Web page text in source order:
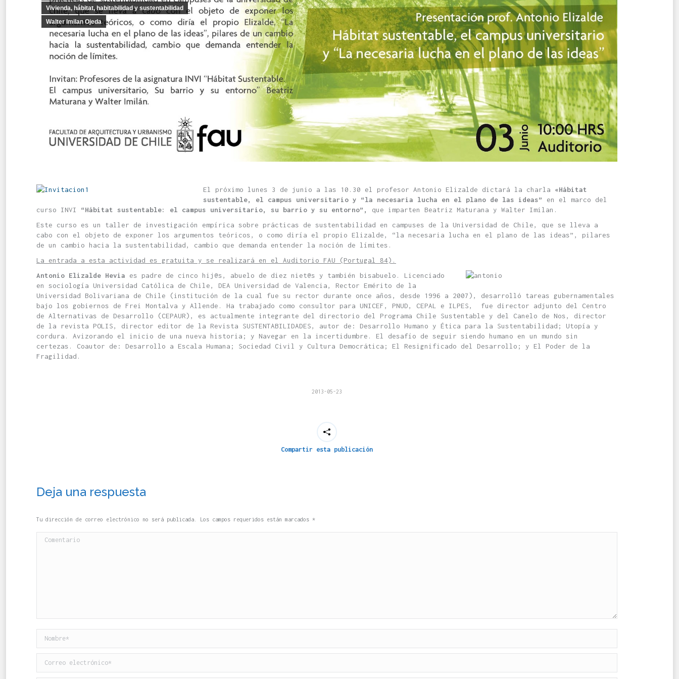
Vivienda, hábitat, habitabilidad y sustentabilidad
Walter Imilan Ojeda
El próximo lunes 3 de junio a las 10.30 el profesor Antonio Elizalde dictará la charla «Hábitat
sustentable, el campus universitario y “la necesaria lucha en el plano de las ideas” en el marco del
curso INVI “Hábitat sustentable: el campus universitario, su barrio y su entorno”, que imparten Beatriz Maturana y Walter Imilan.
Este curso es un taller de investigación empírica sobre prácticas de sustentabilidad en campuses de la Universidad de Chile, que se lleva a
cabo con el objeto de exponer los argumentos teóricos, o como diría el propio Elizalde, “la necesaria lucha en el plano de las ideas”, pilares
de un cambio hacia la sustentabilidad, cambio que demanda entender la noción de límites.
La entrada a esta actividad es gratuita y se realizará en el Auditorio FAU (Portugal 84).
Antonio Elizalde Hevia es padre de cinco hij@s, abuelo de diez niet@s y también bisabuelo. Licenciado
en sociología Universidad Católica de Chile, DEA Universidad de Valencia, Rector Emérito de la
Universidad Bolivariana de Chile (institución de la cual fue su rector durante once años, desde 1996 a 2007), desarrolló tareas gubernamentales
bajo los gobiernos de Frei Montalva y Allende. Ha trabajado como consultor para UNICEF, PNUD, CEPAL e ILPES, fue director adjunto del Centro
de Alternativas de Desarrollo (CEPAUR), es actualmente integrante del directorio del Programa Chile Sustentable y del Canelo de Nos, director
de la revista POLIS, director editor de la Revista SUSTENTABILIDADES, autor de: Desarrollo Humano y Ética para la Sustentabilidad; Utopía y
cordura. Avizorando el inicio de una nueva historia; y Navegar en la incertidumbre. El desafío de seguir siendo humano en un mundo sin
certezas. Coautor de: Desarrollo a Escala Humana; Sociedad Civil y Cultura Democrática; El Resignificado del Desarrollo; y El Poder de la
Fragilidad.
2013-05-23
Compartir esta publicación
Deja una respuesta
Tu dirección de correo electrónico no será publicada. Los campos requeridos están marcados *
Comentario
Nombre *
Correo electrónico *